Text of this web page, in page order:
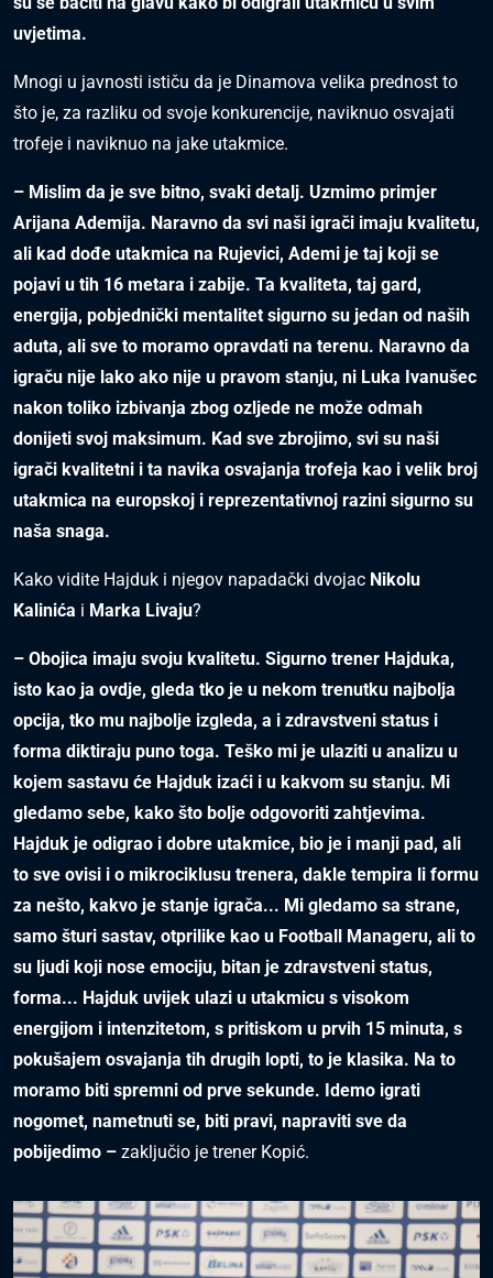
uvjetima.
Mnogi u javnosti ističu da je Dinamova velika prednost to
što je, za razliku od svoje konkurencije, naviknuo osvajati
trofeje i naviknuo na jake utakmice.
– Mislim da je sve bitno, svaki detalj. Uzmimo primjer
Arijana Ademija. Naravno da svi naši igrači imaju kvalitetu,
ali kad dođe utakmica na Rujevici, Ademi je taj koji se
pojavi u tih 16 metara i zabije. Ta kvaliteta, taj gard,
energija, pobjednički mentalitet sigurno su jedan od naših
aduta, ali sve to moramo opravdati na terenu. Naravno da
igraču nije lako ako nije u pravom stanju, ni Luka Ivanušec
nakon toliko izbivanja zbog ozljede ne može odmah
donijeti svoj maksimum. Kad sve zbrojimo, svi su naši
igrači kvalitetni i ta navika osvajanja trofeja kao i velik broj
utakmica na europskoj i reprezentativnoj razini sigurno su
naša snaga.
Kako vidite Hajduk i njegov napadački dvojac Nikolu
Kalinića i Marka Livaju?
– Obojica imaju svoju kvalitetu. Sigurno trener Hajduka,
isto kao ja ovdje, gleda tko je u nekom trenutku najbolja
opcija, tko mu najbolje izgleda, a i zdravstveni status i
forma diktiraju puno toga. Teško mi je ulaziti u analizu u
kojem sastavu će Hajduk izaći i u kakvom su stanju. Mi
gledamo sebe, kako što bolje odgovoriti zahtjevima.
Hajduk je odigrao i dobre utakmice, bio je i manji pad, ali
to sve ovisi i o mikrociklusu trenera, dakle tempira li formu
za nešto, kakvo je stanje igrača... Mi gledamo sa strane,
samo šturi sastav, otprilike kao u Football Manageru, ali to
su ljudi koji nose emociju, bitan je zdravstveni status,
forma... Hajduk uvijek ulazi u utakmicu s visokom
energijom i intenzitetom, s pritiskom u prvih 15 minuta, s
pokušajem osvajanja tih drugih lopti, to je klasika. Na to
moramo biti spremni od prve sekunde. Idemo igrati
nogomet, nametnuti se, biti pravi, napraviti sve da
pobijedimo – zaključio je trener Kopić.